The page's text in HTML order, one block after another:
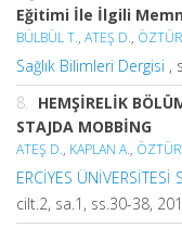
Eğitimi İle İlgili
BÜLBÜL T., ATEŞ D.,
Sağlık Bilimleri Dergisi ,
8.
HEMŞİRELİK
STAJDA MOBBİNG
ATEŞ D., KAPLAN A.,
ERCİYES ÜNİVERSİTESİ
cilt.2, sa.1, ss.30-38,